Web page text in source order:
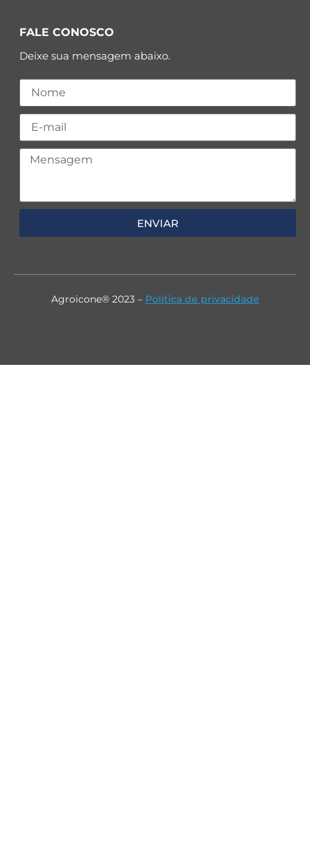
FALE CONOSCO
Deixe sua mensagem abaixo.
ENVIAR
Agroicone® 2023 – Política de privacidade